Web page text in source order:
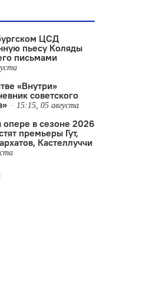
ЦСД
пьесу Коляды
письмами
«Внутри»
советского
15:15, 05 августа
опере в сезоне 2026
премьеры Гут,
Кастеллуччи